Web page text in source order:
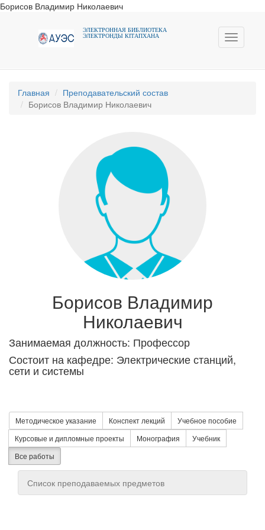
Борисов Владимир Николаевич
Toggle
ЭЛЕКТРОННАЯ БИБЛИОТЕКА
ЭЛЕКТРОНДЫ КIТАПХАНА
Главная
Преподавательский состав
Борисов Владимир Николаевич
Борисов Владимир
Николаевич
Занимаемая должность: Профессор
Состоит на кафедре: Электрические станций,
сети и системы
Методическое указание Конспект лекций
Учебное пособие
Курсовые и дипломные проекты
Монография
Учебник
Все работы
Список преподаваемых предметов